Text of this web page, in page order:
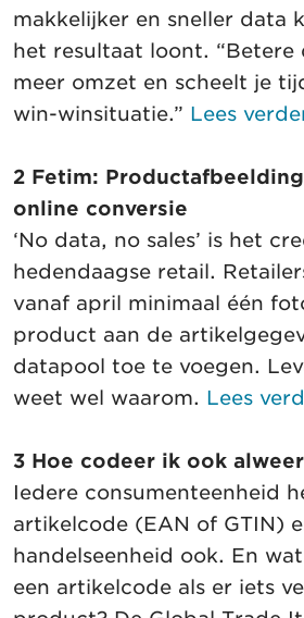
makkelijker en sneller data
het resultaat loont.
meer omzet en scheelt je
win-winsituatie.” Lees
2 Fetim:
online conversie
‘No data, no sales’ is het
hedendaagse retail.
vanaf april minimaal één
product aan de
datapool toe te voegen.
weet wel waarom. Lees
3 Hoe codeer ik ook
Iedere consumenteenheid
artikelcode (EAN of GTIN)
handelseenheid ook. En
een artikelcode als er iets